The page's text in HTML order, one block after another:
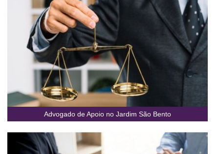
Advogado de Apoio no Jardim São Bento